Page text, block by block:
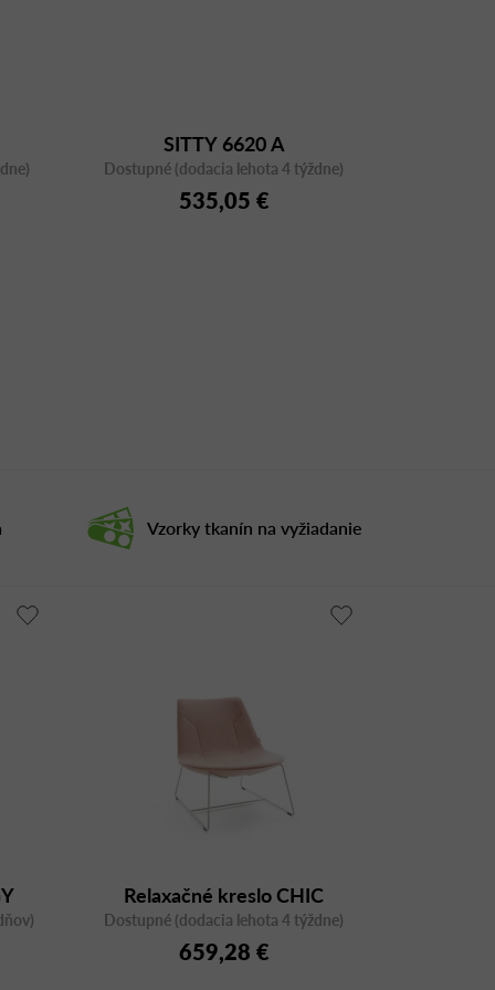
Vzorky tkanín na vyžiadanie
SITTY 6620 A
Dostupné (dodacia lehota 4 týždne)
535,05 €
Relaxačné kreslo CHIC
LOUNGE A20V3
Dostupné (dodacia lehota 4 týždne)
659,28 €